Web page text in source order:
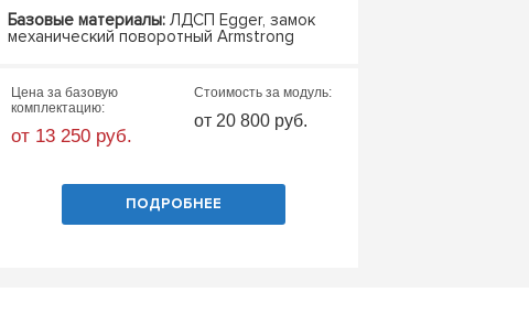
Базовые материалы: ЛДСП Egger, замок
механический поворотный Armstrong
Цена за базовую
комплектацию:
от 13 250 руб.
Стоимость за модуль:
от 20 800 руб.
ПОДРОБНЕЕ